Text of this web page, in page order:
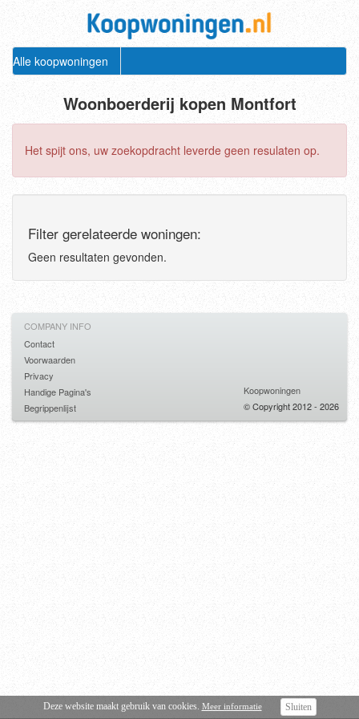
Alle koopwoningen
Woonboerderij kopen Montfort
Het spijt ons, uw zoekopdracht leverde geen resulaten op.
Filter gerelateerde woningen:
Geen resultaten gevonden.
Deze website maakt gebruik van cookies. Meer informatie Sluiten
COMPANY INFO
Contact
Voorwaarden
Privacy
Handige Pagina's
Begrippenlijst
Koopwoningen
© Copyright 2012 - 2026